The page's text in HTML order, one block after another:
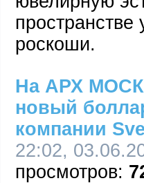
пространстве
роскоши.
На АРХ
новый
компании
22:02,